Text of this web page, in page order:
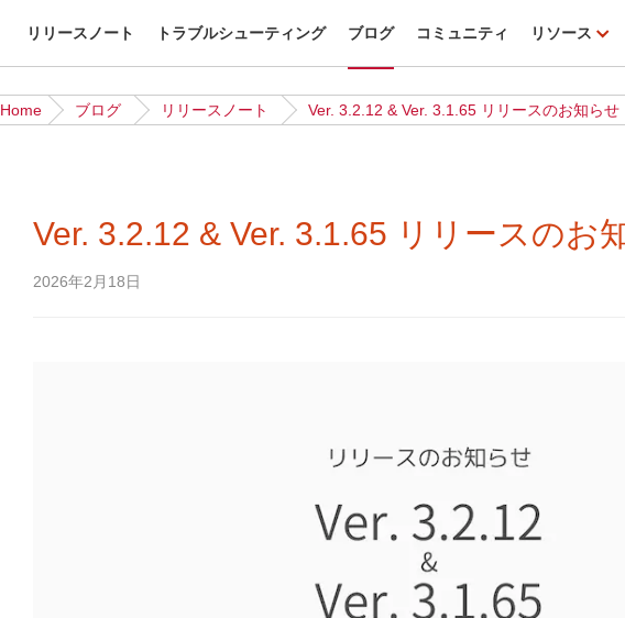
リリースノート トラブルシューティング ブログ コミュニティ リソース
Home ブログ リリースノート Ver. 3.2.12 & Ver. 3.1.65 リリースのお知らせ
Ver. 3.2.12 & Ver. 3.1.65 リリースのお
2026年2月18日